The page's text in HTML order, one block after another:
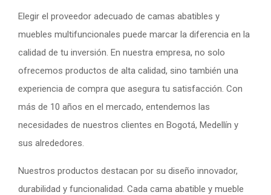
Elegir el proveedor adecuado de camas abatibles y
muebles multifuncionales puede marcar la diferencia en la
calidad de tu inversión. En nuestra empresa, no solo
ofrecemos productos de alta calidad, sino también una
experiencia de compra que asegura tu satisfacción. Con
más de 10 años en el mercado, entendemos las
necesidades de nuestros clientes en Bogotá, Medellín y
sus alrededores.
Nuestros productos destacan por su diseño innovador,
durabilidad y funcionalidad. Cada cama abatible y mueble